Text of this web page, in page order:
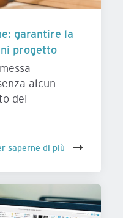
garantire la
progetto
alcun
del
saperne di più